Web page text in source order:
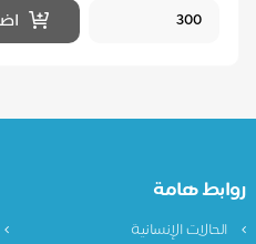
روابط هامة
الحالات الإنسانية